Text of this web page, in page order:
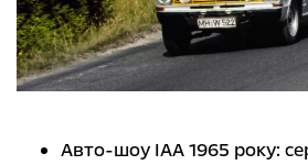
Авто-шоу IAA 1965 року: